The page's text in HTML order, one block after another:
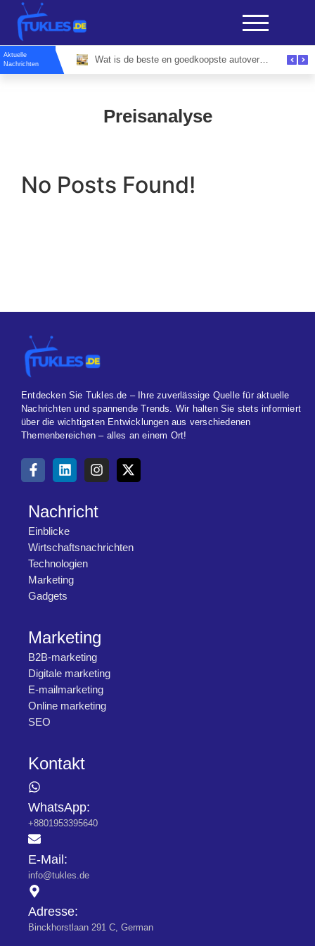
Aktuelle
Nachrichten
Wat is de beste en goedkoopste autoverzekering site voor slimme bestuurders?
Preisanalyse
No Posts Found!
Entdecken Sie Tukles.de – Ihre zuverlässige Quelle für aktuelle
Nachrichten und spannende Trends. Wir halten Sie stets informiert
über die wichtigsten Entwicklungen aus verschiedenen
Themenbereichen – alles an einem Ort!
Nachricht
Einblicke
Wirtschaftsnachrichten
Technologien
Marketing
Gadgets
Marketing
B2B-marketing
Digitale marketing
E-mailmarketing
Online marketing
SEO
Kontakt
WhatsApp:
+8801953395640
E-Mail:
info@tukles.de
Adresse:
Binckhorstlaan 291 C, German